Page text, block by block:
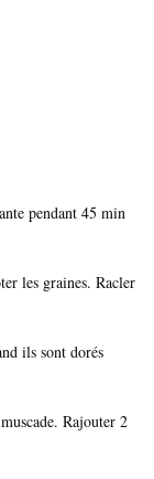
pendant 45 min
les graines. Racler
ils sont dorés
Rajouter 2